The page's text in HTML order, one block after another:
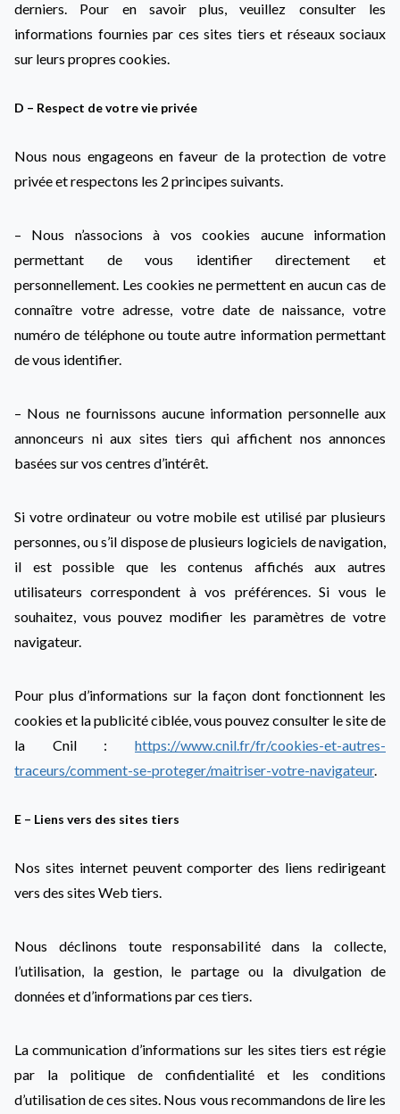
derniers. Pour en savoir plus, veuillez consulter les
informations fournies par ces sites tiers et réseaux sociaux
sur leurs propres cookies.
D – Respect de votre vie privée
Nous nous engageons en faveur de la protection de votre
privée et respectons les 2 principes suivants.
– Nous n’associons à vos cookies aucune information
permettant de vous identifier directement et
personnellement. Les cookies ne permettent en aucun cas de
connaître votre adresse, votre date de naissance, votre
numéro de téléphone ou toute autre information permettant
de vous identifier.
– Nous ne fournissons aucune information personnelle aux
annonceurs ni aux sites tiers qui affichent nos annonces
basées sur vos centres d’intérêt.
Si votre ordinateur ou votre mobile est utilisé par plusieurs
personnes, ou s’il dispose de plusieurs logiciels de navigation,
il est possible que les contenus affichés aux autres
utilisateurs correspondent à vos préférences. Si vous le
souhaitez, vous pouvez modifier les paramètres de votre
navigateur.
Pour plus d’informations sur la façon dont fonctionnent les
cookies et la publicité ciblée, vous pouvez consulter le site de
la Cnil : https://www.cnil.fr/fr/cookies-et-autres-
traceurs/comment-se-proteger/maitriser-votre-navigateur.
E – Liens vers des sites tiers
Nos sites internet peuvent comporter des liens redirigeant
vers des sites Web tiers.
Nous déclinons toute responsabilité dans la collecte,
l’utilisation, la gestion, le partage ou la divulgation de
données et d’informations par ces tiers.
La communication d’informations sur les sites tiers est régie
par la politique de confidentialité et les conditions
d’utilisation de ces sites. Nous vous recommandons de lire les